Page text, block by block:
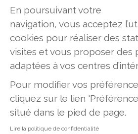
© Établissement d’enseignement
technique privé, Association à but
ADRESSES
Paris - 7 rue Pierre Dupont - 75010 Paris
Lyon - 7 Rue Jean-Marie Leclair - 69009
Blagnac Cedex
En poursuivant votre
navigation, vous acceptez
cookies pour réaliser des
visites et vous proposer des
adaptées à vos centres
Pour modifier vos
cliquez sur le lien
situé dans le pied de page.
Lire la politique de confidentialité